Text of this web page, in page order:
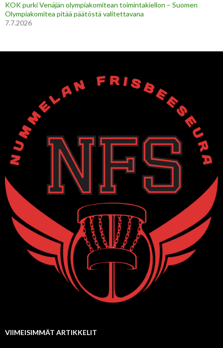
KOK purki Venäjän olympiakomitean toimintakiellon – Suomen
Olympiakomitea pitää päätöstä valitettavana
7.7.2026
VIIMEISIMMÄT ARTIKKELIT